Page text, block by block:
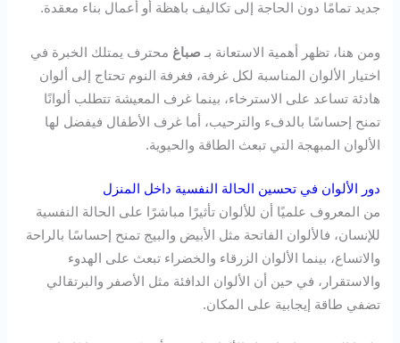
جديد تمامًا دون الحاجة إلى تكاليف باهظة أو أعمال بناء معقدة.
ومن هنا، تظهر أهمية الاستعانة بـ صباغ محترف يمتلك الخبرة في
اختيار الألوان المناسبة لكل غرفة، فغرفة النوم تحتاج إلى ألوان
هادئة تساعد على الاسترخاء، بينما غرف المعيشة تتطلب ألوانًا
تمنح إحساسًا بالدفء والترحيب، أما غرف الأطفال فيفضل لها
الألوان المبهجة التي تبعث الطاقة والحيوية.
دور الألوان في تحسين الحالة النفسية داخل المنزل
من المعروف علميًا أن للألوان تأثيرًا مباشرًا على الحالة النفسية
للإنسان، فالألوان الفاتحة مثل الأبيض والبيج تمنح إحساسًا بالراحة
والاتساع، بينما الألوان الزرقاء والخضراء تبعث على الهدوء
والاستقرار، في حين أن الألوان الدافئة مثل الأصفر والبرتقالي
تضفي طاقة إيجابية على المكان.